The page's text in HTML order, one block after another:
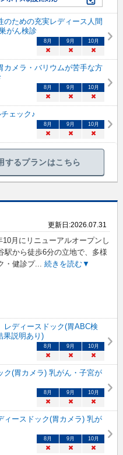
のための充実レディース人間
がん検診
8 月 9 月 10月
× × ×
カメラ・バリウムが苦手な方
8 月 9 月 10月
× × ×
ェック♪
8 月 9 月 10月
× × ×
するプランはこちら
更新日:2026.07.31
10月にリニューアルオープンし
駅から徒歩6分の立地で、多様
・健診プ... 続きを読む▼
レディースドック(胃ABC検
果説明あり)
8 月 9 月 10月
× × ×
ク(胃カメラ) 乳がん・子宮が
8 月 9 月 10月
× × ×
ィースドック(胃カメラ) 乳が
8 月 9 月 10月
× × ×